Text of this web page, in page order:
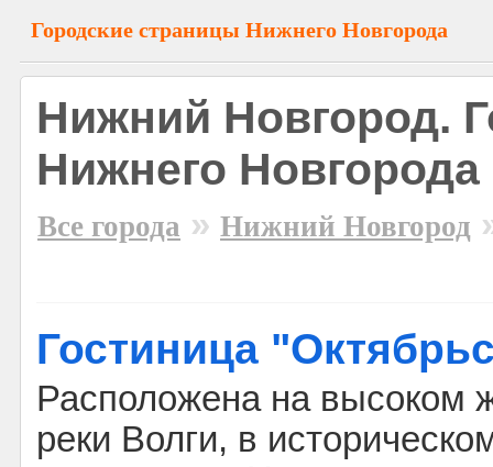
Городские страницы Нижнего Новгорода
Нижний Новгород.
Нижнего Новгорода
Все города » Нижний Новгород
Гостиница
Расположена на высоком
реки Волги, в